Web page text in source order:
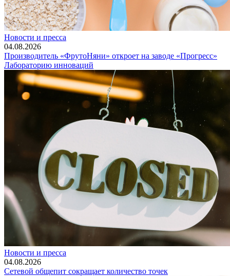
Новости и пресса
04.08.2026
Производитель «ФрутоНяни» откроет на заводе «Прогресс»
Лабораторию инноваций
Новости и пресса
04.08.2026
Сетевой общепит сокращает количество точек